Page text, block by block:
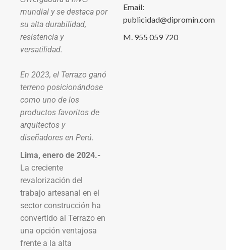
mundial y se destaca por
su alta durabilidad,
resistencia y
versatilidad.
En 2023, el Terrazo ganó
terreno posicionándose
como uno de los
productos favoritos de
arquitectos y
diseñadores en Perú.
Lima, enero de 2024.-
La creciente
revalorización del
trabajo artesanal en el
sector construcción ha
convertido al Terrazo en
una opción ventajosa
frente a la alta
Email:
publicidad@dipromin.com
M. 955 059 720